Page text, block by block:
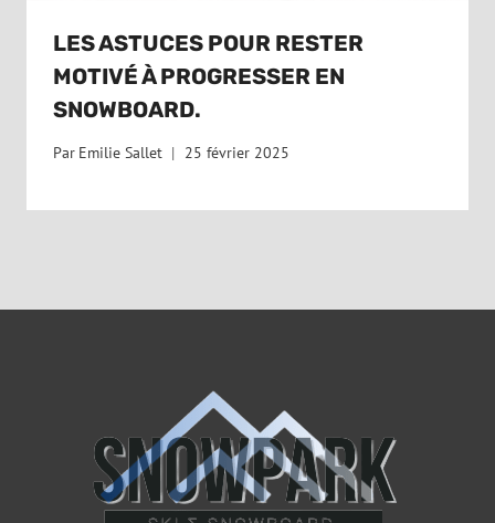
LES ASTUCES POUR RESTER
MOTIVÉ À PROGRESSER EN
SNOWBOARD.
Par Emilie Sallet 25 février 2025